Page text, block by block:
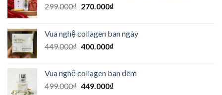
299.000₫ Giá
299.000₫.
270.000₫Giá
là:
270.000₫.
Vua nghệ collagen ban ngày
449.000₫ Giá
449.000₫.
400.000₫Giá
là:
400.000₫.
Vua nghệ collagen ban đêm
499.000₫ Giá
449.000₫Giá